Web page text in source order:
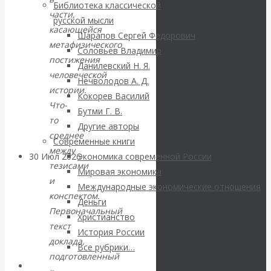
Библиотека классической
русской мысли
Шарапов Сергей Федорович
Соловьев Владимир
Данилевский Н. Я.
Нечволодов А. Д.
Кокорев Василий
Бутми Г. В.
Другие авторы
Современные книги
Экономика современной России
Мировая экономика
Международные экономические отношения
Деньги
Христианство
История России
Все рубрики…
ВАлентин
Катасонов.
Саммит НАТО в
Турции: Drang
nach Osten
30 Июл 2026Банки
Валентин
Катасонов. Кто
определяет
части,
касающейся
метафизического
постижения
человеческой
истории.
Что-
то
среднее
между
тезисами
и
конспектом.
Первоначальный
текст
доклада,
подготовленный